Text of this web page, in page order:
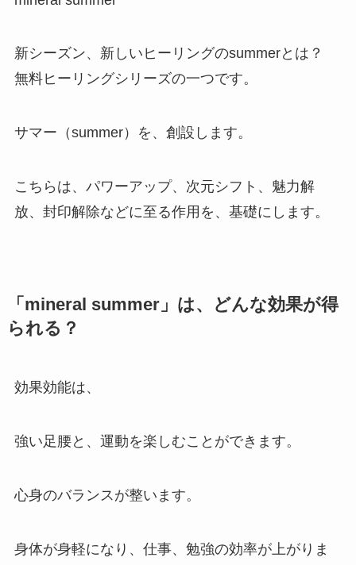
新シーズン、新しいヒーリングのsummerとは？
無料ヒーリングシリーズの一つです。
サマー（summer）を、創設します。
こちらは、パワーアップ、次元シフト、魅力解
放、封印解除などに至る作用を、基礎にします。
「mineral summer」は、どんな効果が得
られる？
効果効能は、
強い足腰と、運動を楽しむことができます。
心身のバランスが整います。
身体が身軽になり、仕事、勉強の効率が上がりま